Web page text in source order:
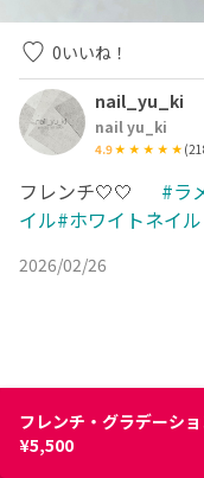
0いいね！
nail_yu_ki
nail yu_ki
4.9 (
フレンチ🤍🤍 #ラ
イル#ホワイトネイル
2026/02/26
フレンチ・グラデーシ
¥5,500